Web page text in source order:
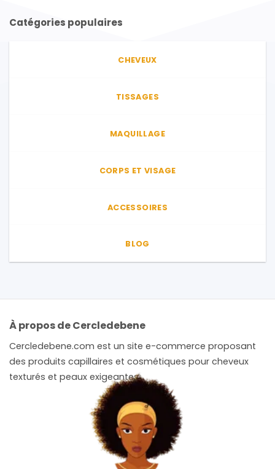
Catégories populaires
CHEVEUX
TISSAGES
MAQUILLAGE
CORPS ET VISAGE
ACCESSOIRES
BLOG
À propos de Cercledebene
Cercledebene.com est un site e-commerce proposant
des produits capillaires et cosmétiques pour cheveux
texturés et peaux exigeantes.